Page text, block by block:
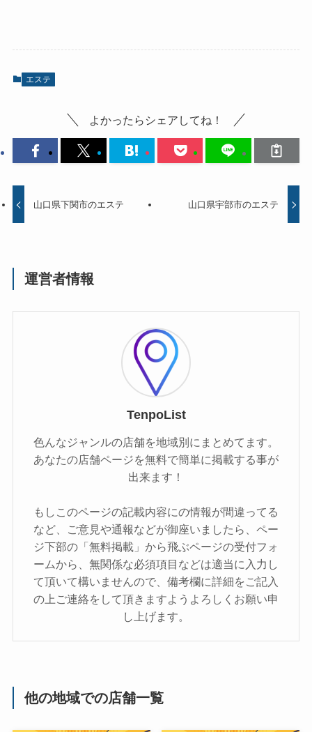
エステ
よかったらシェアしてね！
山口県下関市のエステ 山口県宇部市のエステ
運営者情報
TenpoList
色んなジャンルの店舗を地域別にまとめてます。
あなたの店舗ページを無料で簡単に掲載する事が
出来ます！
もしこのページの記載内容にの情報が間違ってる
など、ご意見や通報などが御座いましたら、ペー
ジ下部の「無料掲載」から飛ぶページの受付フォ
ームから、無関係な必須項目などは適当に入力し
て頂いて構いませんので、備考欄に詳細をご記入
の上ご連絡をして頂きますようよろしくお願い申
し上げます。
他の地域での店舗一覧